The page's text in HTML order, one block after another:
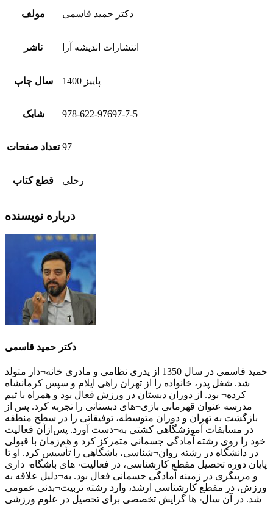
مولف دکتر حمید قاسمی
ناشر انتشارات اندیشه آرا
سال چاپ پاییز 1400
شابک 978-622-97697-7-5
تعداد صفحات 97
قطع کتاب رحلی
درباره نویسنده
دکتر حمید قاسمی
حمید قاسمی در سال 1350 از پدری نظامی و مادری خانه¬دار متولد
شد. شغل پدر، خانواده را از تهران راهی ایلام و سپس کرمانشاه
کرده¬ بود. از دوران دبستان در ورزش فعال بود و همراه با تیم
مدرسه عنوان قهرمانی بازی¬های دبستانی را تجربه کرد. پس از
بازگشت به تهران و دوران متوسطه، توفیقاتی را در سطح منطقه
در مسابقات آموزشگاهی کشتی به¬دست آورد. پس‌ازآن فعالیت
خود را روی رشته آمادگی جسمانی متمرکز کرد و هم‌زمان با قبولی
در دانشگاه در رشته روان¬شناسی، باشگاهی را تأسیس کرد. او تا
پایان دوره تحصیل مقطع کارشناسی، در فعالیت¬های باشگاه¬داری
و مربیگری در زمینه آمادگی جسمانی فعال بود. به¬دلیل علاقه به
ورزش، در مقطع کارشناسی ارشد، وارد رشته تربیت¬بدنی عمومی
شد. در آن سال¬ها گرایش تخصصی برای تحصیل در علوم ورزشی